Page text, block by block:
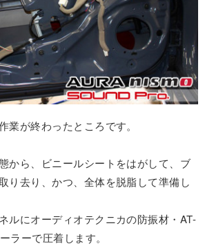
業が終わったところです。
から、ビニールシートをはがして、ブ
り去り、かつ、全体を脱脂して準備し
ルにオーディオテクニカの防振材・AT-
ラーで圧着します。